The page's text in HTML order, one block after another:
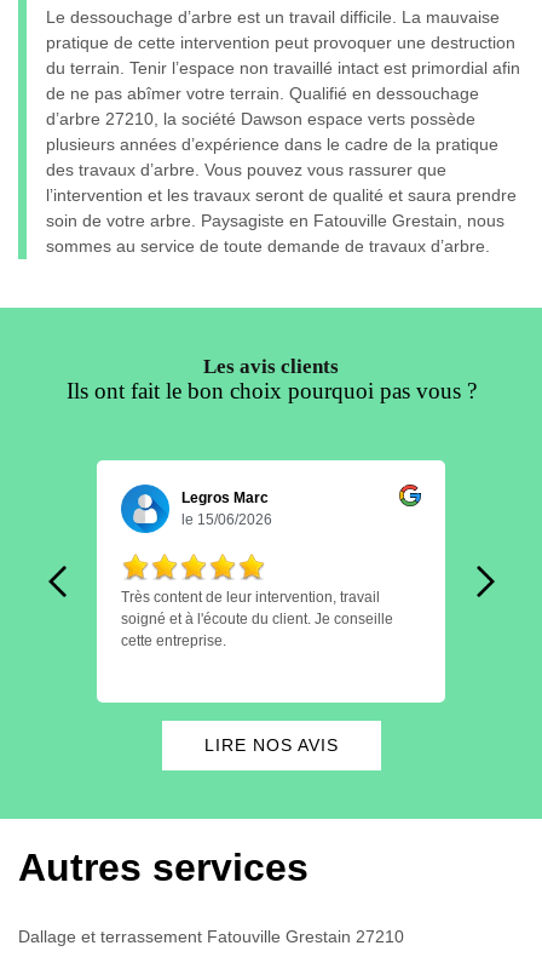
Le dessouchage d’arbre est un travail difficile. La mauvaise
pratique de cette intervention peut provoquer une destruction
du terrain. Tenir l’espace non travaillé intact est primordial afin
de ne pas abîmer votre terrain. Qualifié en dessouchage
d’arbre 27210, la société Dawson espace verts possède
plusieurs années d’expérience dans le cadre de la pratique
des travaux d’arbre. Vous pouvez vous rassurer que
l’intervention et les travaux seront de qualité et saura prendre
soin de votre arbre. Paysagiste en Fatouville Grestain, nous
sommes au service de toute demande de travaux d’arbre.
Les avis clients
Ils ont fait le bon choix pourquoi pas vous ?
Legros Marc
le 15/06/2026
Très content de leur intervention, travail
soigné et à l'écoute du client. Je conseille
cette entreprise.
LIRE NOS AVIS
Autres services
Dallage et terrassement Fatouville Grestain 27210